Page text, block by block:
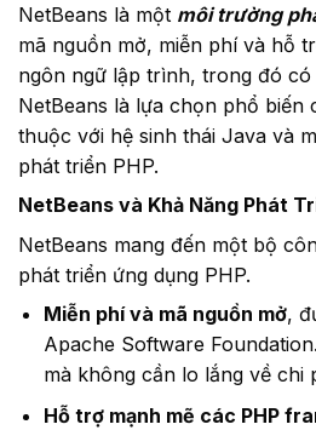
NetBeans là một môi trường
mã nguồn mở, miễn phí và hỗ
ngôn ngữ lập trình, trong đó có
NetBeans là lựa chọn phổ biến
thuộc với hệ sinh thái Java và
phát triển PHP.
NetBeans và Khả Năng Phát
NetBeans mang đến một bộ
phát triển ứng dụng PHP.
Miễn phí và mã nguồn mở,
Apache Software
mà không cần lo lắng về chi
Hỗ trợ mạnh mẽ các PHP